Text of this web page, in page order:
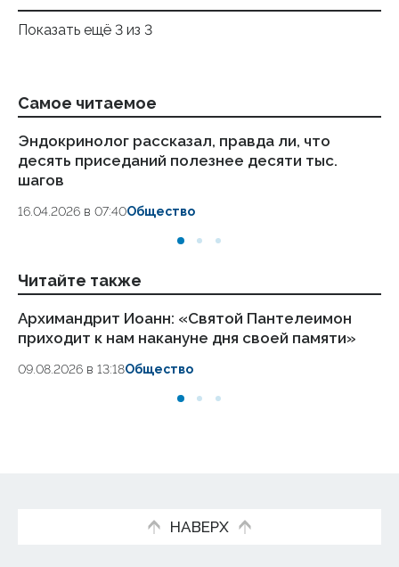
Показать ещё 3 из 3
Самое читаемое
Эндокринолог рассказал, правда ли, что
десять приседаний полезнее десяти тыс.
шагов
16.04.2026 в 07:40Общество
Читайте также
Архимандрит Иоанн: «Святой Пантелеимон
приходит к нам накануне дня своей памяти»
09.08.2026 в 13:18Общество
НАВЕРХ